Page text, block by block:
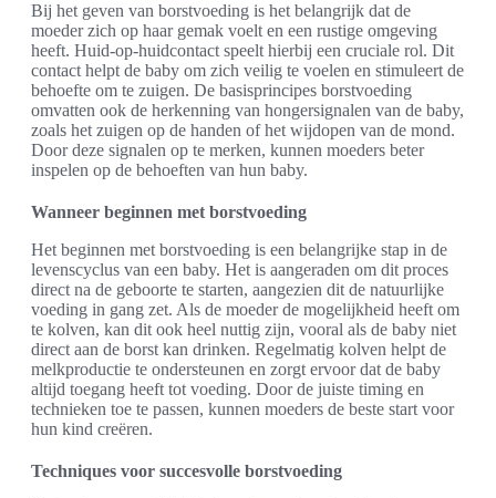
Bij het geven van borstvoeding is het belangrijk dat de
moeder zich op haar gemak voelt en een rustige omgeving
heeft. Huid-op-huidcontact speelt hierbij een cruciale rol. Dit
contact helpt de baby om zich veilig te voelen en stimuleert de
behoefte om te zuigen. De basisprincipes borstvoeding
omvatten ook de herkenning van hongersignalen van de baby,
zoals het zuigen op de handen of het wijdopen van de mond.
Door deze signalen op te merken, kunnen moeders beter
inspelen op de behoeften van hun baby.
Wanneer beginnen met borstvoeding
Het beginnen met borstvoeding is een belangrijke stap in de
levenscyclus van een baby. Het is aangeraden om dit proces
direct na de geboorte te starten, aangezien dit de natuurlijke
voeding in gang zet. Als de moeder de mogelijkheid heeft om
te kolven, kan dit ook heel nuttig zijn, vooral als de baby niet
direct aan de borst kan drinken. Regelmatig kolven helpt de
melkproductie te ondersteunen en zorgt ervoor dat de baby
altijd toegang heeft tot voeding. Door de juiste timing en
technieken toe te passen, kunnen moeders de beste start voor
hun kind creëren.
Techniques voor succesvolle borstvoeding